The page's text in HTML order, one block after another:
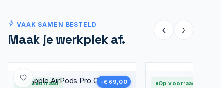
VAAK SAMEN BESTELD
Maak je werkplek af.
‹ ›
Op voorraad Nieuw
−€ 69,00 Op voorraad